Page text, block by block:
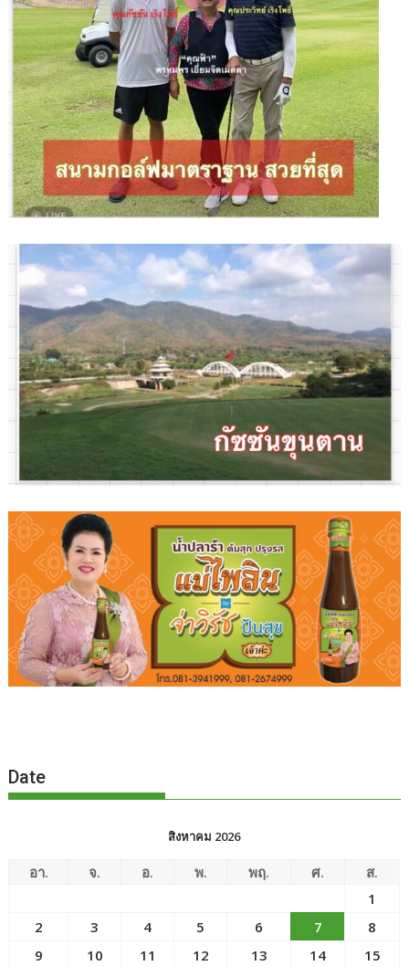
Date
สิงหาคม 2026
อา. จ. อ. พ. พฤ. ศ.
ส.
1
2
3 4 5 6 7
8
9
10 11 12 13 14
15